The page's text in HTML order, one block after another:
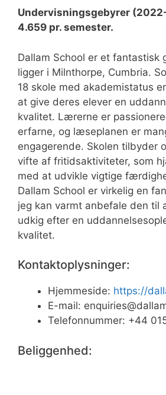
Undervisningsgebyrer
4.659 pr. semester.
Dallam School er et fantastisk
ligger i Milnthorpe, Cumbria.
18 skole med akademistatus
at give deres elever en
kvalitet. Lærerne er
erfarne, og læseplanen er
engagerende. Skolen tilbyder
vifte af fritidsaktiviteter, som
med at udvikle vigtige
Dallam School er virkelig en
jeg kan varmt anbefale den til
udkig efter en
kvalitet.
Kontaktoplysninger:
Hjemmeside: https://
E-mail:
Telefonnummer: +44
Beliggenhed: